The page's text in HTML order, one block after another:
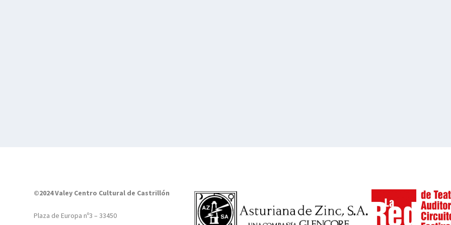
©2024 Valey Centro Cultural de Castrillón
Plaza de Europa nº3 – 33450